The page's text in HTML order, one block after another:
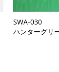
SWA-030
ハンターグリ